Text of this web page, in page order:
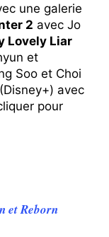
une galerie
2 avec Jo
Lovely Liar
et
Soo et Choi
(Disney+) avec
pour
et Reborn